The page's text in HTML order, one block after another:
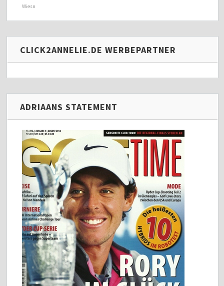
Wiesn
CLICK2ANNELIE.DE WERBEPARTNER
ADRIAANS STATEMENT